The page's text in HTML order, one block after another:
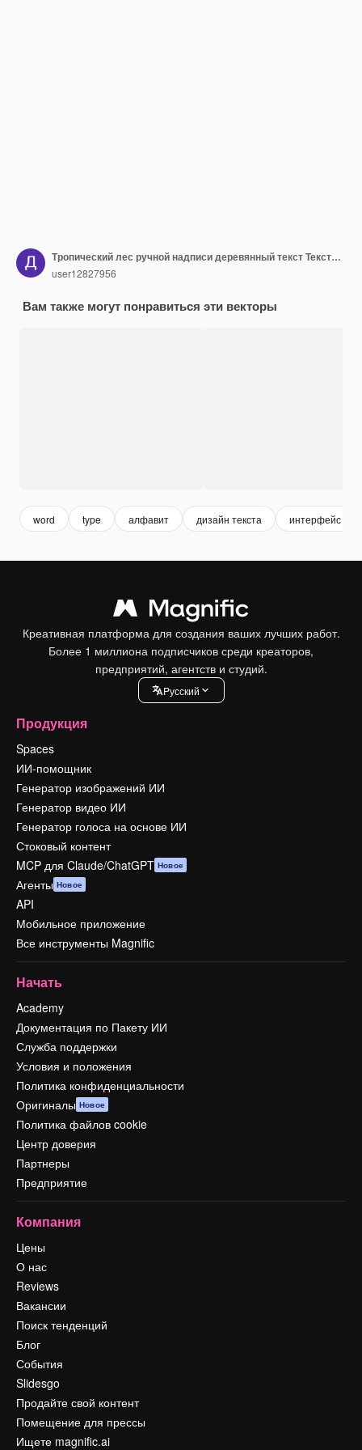
Тропический лес ручной надписи деревянный текст Текстурированные мультяшные буквы
user12827956
Вам также могут понравиться эти векторы
word type алфавит дизайн текста интерфейс
Креативная платформа для создания ваших лучших работ.
Более 1 миллиона подписчиков среди креаторов,
предприятий, агентств и студий.
Pусский
Продукция
Spaces
ИИ-помощник
Генератор изображений ИИ
Генератор видео ИИ
Генератор голоса на основе ИИ
Стоковый контент
MCP для Claude/ChatGPT Новое
Агенты Новое
API
Мобильное приложение
Все инструменты Magnific
Начать
Academy
Документация по Пакету ИИ
Служба поддержки
Условия и положения
Политика конфиденциальности
Оригиналы Новое
Политика файлов cookie
Центр доверия
Партнеры
Предприятие
Компания
Цены
О нас
Reviews
Вакансии
Поиск тенденций
Блог
События
Slidesgo
Продайте свой контент
Помещение для прессы
Ищете magnific.ai